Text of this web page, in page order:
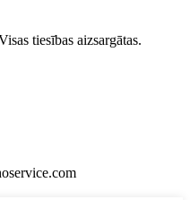
tiesības aizsargātas.